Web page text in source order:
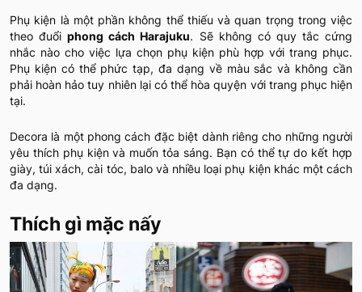
Phụ kiện là một phần không thể thiếu và quan trọng trong việc
theo đuổiphong cách Harajuku. Sẽ không có quy tắc cứng
nhắc nào cho việc lựa chọn phụ kiện phù hợp với trang phục.
Phụ kiện có thể phức tạp, đa dạng về màu sắc và không cần
phải hoàn hảo tuy nhiên lại có thể hòa quyện với trang phục hiện
tại.
Decora là một phong cách đặc biệt dành riêng cho những người
yêu thích phụ kiện và muốn tỏa sáng. Bạn có thể tự do kết hợp
giày, túi xách, cài tóc, balo và nhiều loại phụ kiện khác một cách
đa dạng.
Thích gì mặc nấy